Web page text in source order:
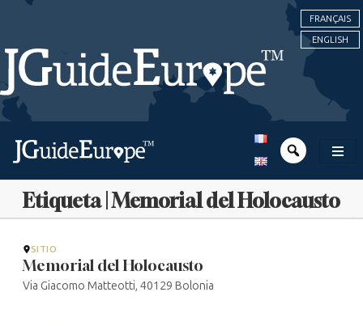
FRANÇAIS
ENGLISH
Etiqueta | Memorial del Holocausto
SITIO
Memorial del Holocausto
Via Giacomo Matteotti, 40129 Bolonia